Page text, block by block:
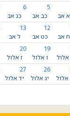
אב
5
כב אב
6
כג אב
אב
12
כט אב
13
ל אב
19
ו אלול
20
ז אלול
אלול
26
יג אלול
27
יד אלול